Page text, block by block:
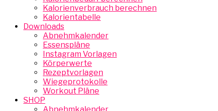
Kalorienverbrauch berechnen
Kalorientabelle
Downloads
Abnehmkalender
Essenspläne
Instagram Vorlagen
Körperwerte
Rezeptvorlagen
Wiegeprotokolle
Workout Pläne
SHOP